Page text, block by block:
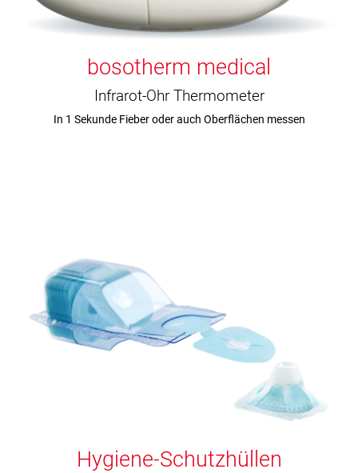
bosotherm medical
Infrarot-Ohr Thermometer
In 1 Sekunde Fieber oder auch Oberflächen messen
Hygiene-Schutzhüllen